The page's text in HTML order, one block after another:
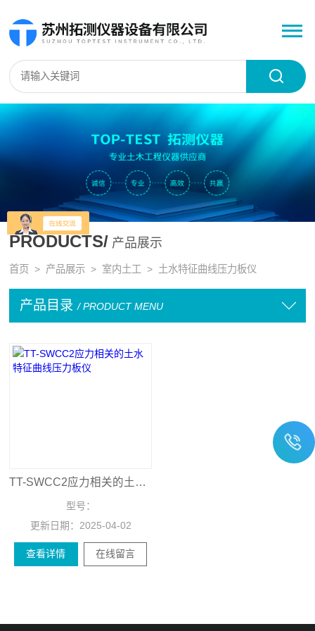
PRODUCTS/ 产品展示
首页 > 产品展示 > 室内土工 > 土水特征曲线压力板仪
产品目录 / PRODUCT MENU
TT-SWCC2应力相关的土水特征曲线压力板仪
型号：
更新日期： 2025-04-02
查看详情 在线留言